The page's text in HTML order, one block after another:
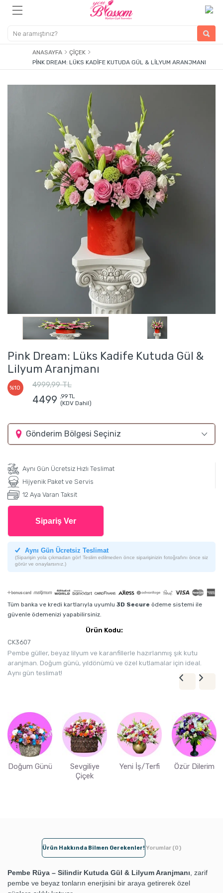
ANASAYFA
ÇIÇEK
PINK DREAM: LÜKS KADIFE KUTUDA GÜL & LILYUM ARANJMANI
Pink Dream: Lüks Kadife Kutuda Gül &
Lilyum Aranjmanı
%10 4999,99 TL
4499 ,99 TL
(KDV Dahil)
Gönderim Bölgesi Seçiniz
Aynı Gün Ücretsiz Hızlı Teslimat
Hijyenik Paket ve Servis
12 Aya Varan Taksit
Sipariş Ver
Aynı Gün Ücretsiz Teslimat
(Siparişin yola çıkmadan gör! Teslim edilmeden önce siparişinizin fotoğrafını önce siz
görür ve onaylarsınız.)
Tüm banka ve kredi kartlarıyla uyumlu 3D Secure ödeme sistemi ile
güvenle ödemenizi yapabilirsiniz.
Ürün Kodu:
CK3607
Pembe güller, beyaz lilyum ve karanfillerle hazırlanmış şık kutu
aranjman. Doğum günü, yıldönümü ve özel kutlamalar için ideal.
Aynı gün teslimat!
Doğum Günü
Sevgiliye
Çiçek
Yeni İş/Terfi Özür Dilerim
Ürün Hakkında Bilmen Gerekenler! Yorumlar (0)
Pembe Rüya – Silindir Kutuda Gül & Lilyum Aranjmanı , zarif
pembe ve beyaz tonların enerjisini bir araya getirerek özel